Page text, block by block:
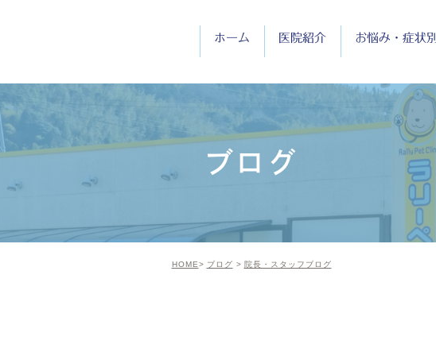
ホーム 医院紹介
院長紹介
診療時間
お悩み・症状別
ブログ
HOME ブログ 院長・スタッフブログ